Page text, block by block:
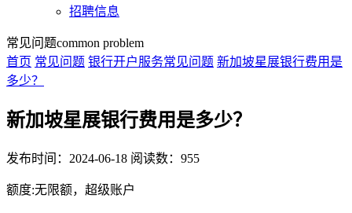
招聘信息
常见问题common problem
首页 常见问题 银行开户服务常见问题 新加坡星展银行费用是
多少？
新加坡星展银行费用是多少？
发布时间：2024-06-18 阅读数：955
额度:无限额，超级账户